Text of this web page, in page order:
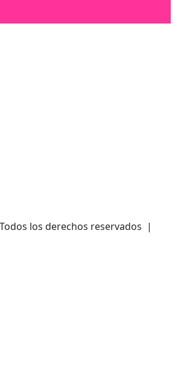
los derechos reservados |